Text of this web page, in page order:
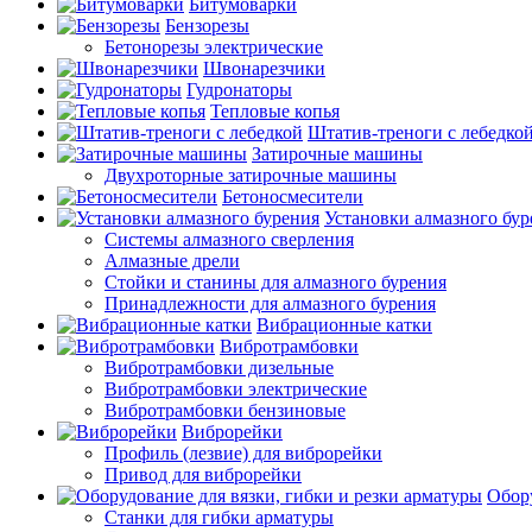
Битумоварки
Бензорезы
Бетонорезы электрические
Швонарезчики
Гудронаторы
Тепловые копья
Штатив-треноги с лебедкой
Затирочные машины
Двухроторные затирочные машины
Бетоносмесители
Установки алмазного
Системы алмазного сверления
Алмазные дрели
Стойки и станины для алмазного бурения
Принадлежности для алмазного бурения
Вибрационные катки
Вибротрамбовки
Вибротрамбовки дизельные
Вибротрамбовки электрические
Вибротрамбовки бензиновые
Виброрейки
Профиль (лезвие) для виброрейки
Привод для виброрейки
Станки для гибки арматуры